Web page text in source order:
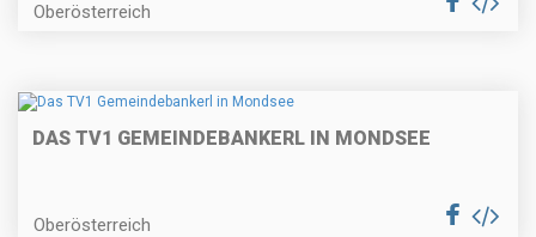
Oberösterreich
DAS TV1 GEMEINDEBANKERL IN MONDSEE
Oberösterreich